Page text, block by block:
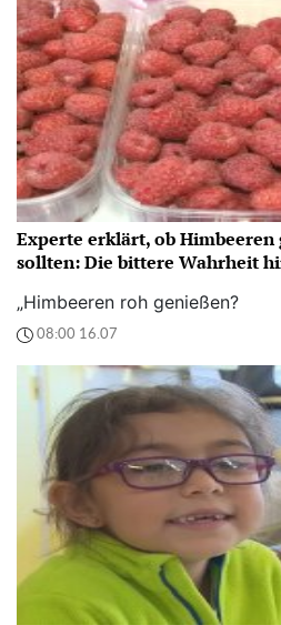
Experte erklärt, ob Himbeeren
sollten: Die bittere Wahrheit
„Himbeeren roh genießen?
08:00 16.07